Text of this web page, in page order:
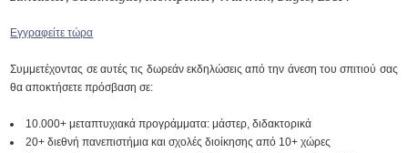
Εγγραφείτε τώρα
Συμμετέχοντας σε αυτές τις δωρεάν εκδηλώσεις από την άνεση του σπιτιού σας
θα αποκτήσετε πρόσβαση σε:
10.000+ μεταπτυχιακά προγράμματα: μάστερ, διδακτορικά
20+ διεθνή πανεπιστήμια και σχολές διοίκησης από 10+ χώρες